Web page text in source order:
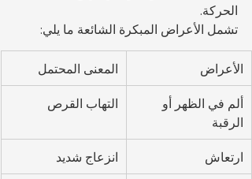
الحركة.
تشمل الأعراض المبكرة الشائعة ما يلي:
الأعراض المعنى المحتمل
ألم في الظهر أو
الرقبة
التهاب القرص
ارتعاش انزعاج شديد